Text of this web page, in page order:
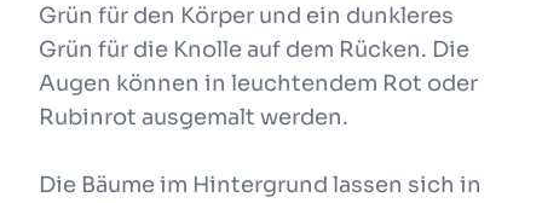
Grün für den Körper und ein dunkleres
Grün für die Knolle auf dem Rücken. Die
Augen können in leuchtendem Rot oder
Rubinrot ausgemalt werden.
Die Bäume im Hintergrund lassen sich in